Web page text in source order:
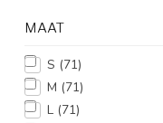
MAAT
S (71)
M (71)
L (71)